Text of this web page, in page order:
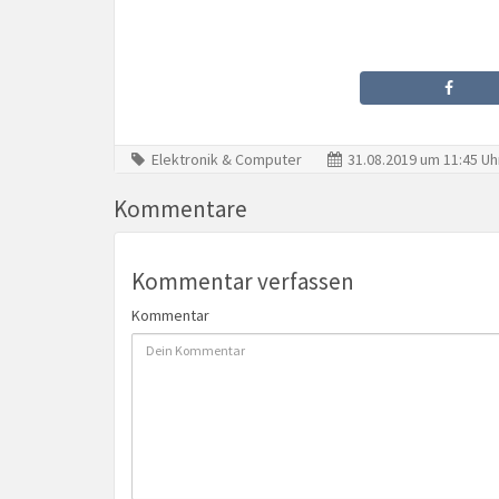
Elektronik & Computer 31.08.2019 um 11:45
Kommentare
Kommentar verfassen
Kommentar